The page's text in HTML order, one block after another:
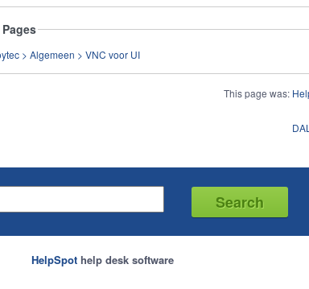
Loytec > Algemeen > VNC voor UI
This page was:
HelpSpothelp desk software